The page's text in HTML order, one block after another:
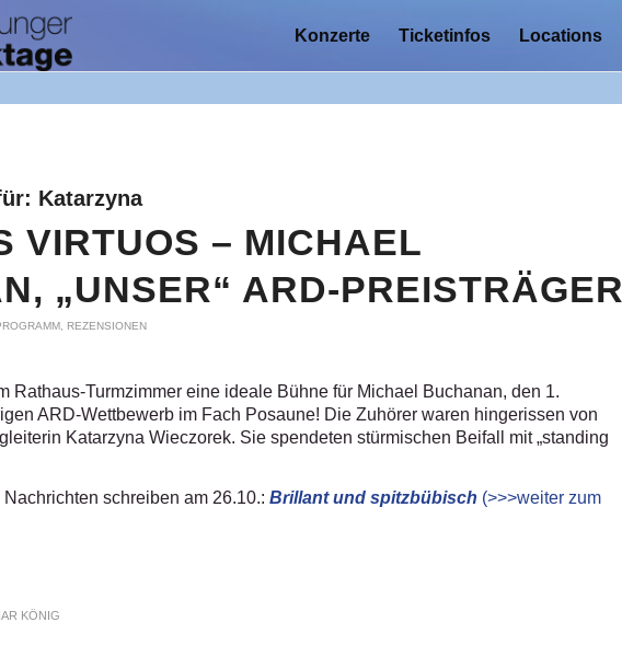
Konzerte Ticketinfos Locations
Katarzyna
VIRTUOS – MICHAEL
„UNSER“ ARD-PREISTRÄGER
REZENSIONEN
Rathaus-Turmzimmer eine ideale Bühne für Michael Buchanan, den 1.
ARD-Wettbewerb im Fach Posaune! Die Zuhörer waren hingerissen von
Katarzyna Wieczorek. Sie spendeten stürmischen Beifall mit „standing
schreiben am 26.10.: Brillant und spitzbübisch (>>>weiter zum
KÖNIG